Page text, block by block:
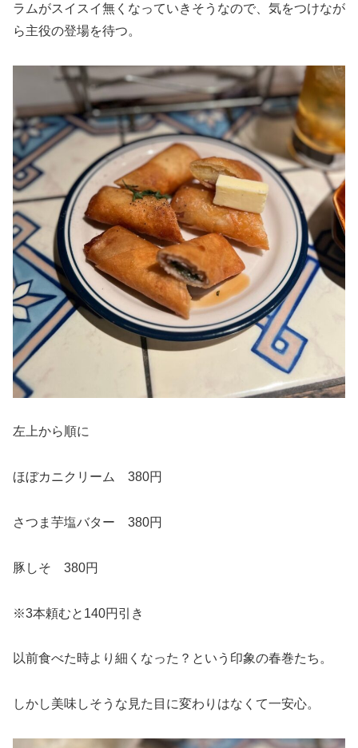
ラムがスイスイ無くなっていきそうなので、気をつけなが
ら主役の登場を待つ。
左上から順に
ほぼカニクリーム 380円
さつま芋塩バター 380円
豚しそ 380円
※3本頼むと140円引き
以前食べた時より細くなった？という印象の春巻たち。
しかし美味しそうな見た目に変わりはなくて一安心。